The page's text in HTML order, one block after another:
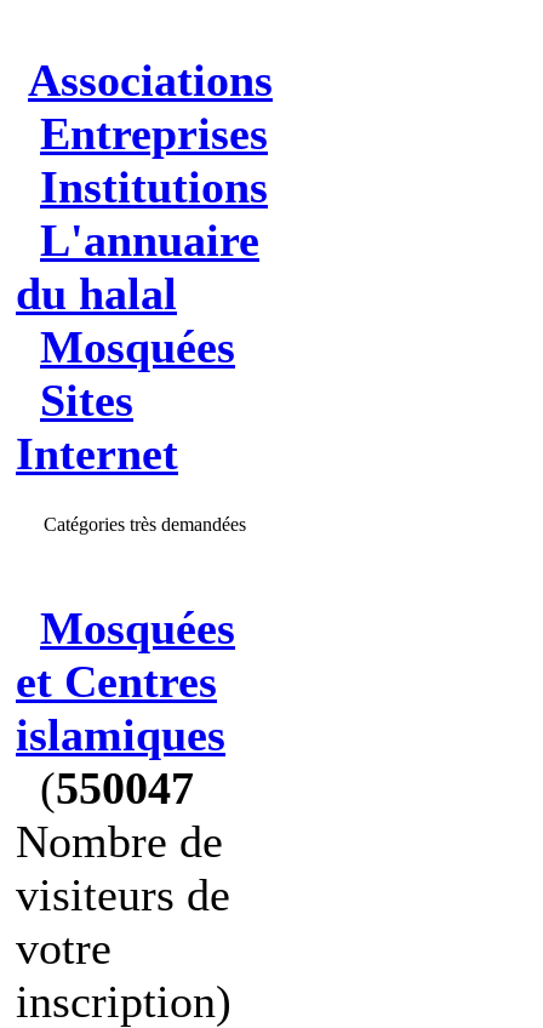
Associations
Entreprises
Institutions
L'annuaire
du halal
Mosquées
Sites
Internet
Catégories très demandées
Mosquées
et Centres
islamiques
(550047
Nombre de
visiteurs de
votre
inscription)